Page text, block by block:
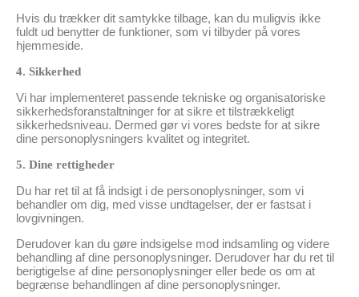
Hvis du trækker dit samtykke tilbage, kan du muligvis ikke
fuldt ud benytter de funktioner, som vi tilbyder på vores
hjemmeside.
4. Sikkerhed
Vi har implementeret passende tekniske og organisatoriske
sikkerhedsforanstaltninger for at sikre et tilstrækkeligt
sikkerhedsniveau. Dermed gør vi vores bedste for at sikre
dine personoplysningers kvalitet og integritet.
5. Dine rettigheder
Du har ret til at få indsigt i de personoplysninger, som vi
behandler om dig, med visse undtagelser, der er fastsat i
lovgivningen.
Derudover kan du gøre indsigelse mod indsamling og videre
behandling af dine personoplysninger. Derudover har du ret til
berigtigelse af dine personoplysninger eller bede os om at
begrænse behandlingen af dine personoplysninger.